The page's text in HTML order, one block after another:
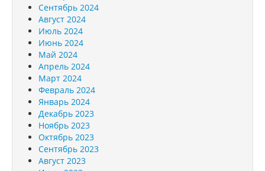
Сентябрь 2024
Август 2024
Июль 2024
Июнь 2024
Май 2024
Апрель 2024
Март 2024
Февраль 2024
Январь 2024
Декабрь 2023
Ноябрь 2023
Октябрь 2023
Сентябрь 2023
Август 2023